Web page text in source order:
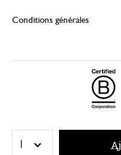
Conditions générales
© 2026 Dille &